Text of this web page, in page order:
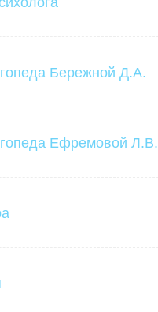
Бережной Д.А.
Ефремовой Л.В.